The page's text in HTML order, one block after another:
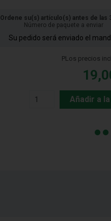
Ordene su(s) artículo(s) antes de las
Número de paquete a enviar
Su pedido será enviado el
PLos precios
Añadir a